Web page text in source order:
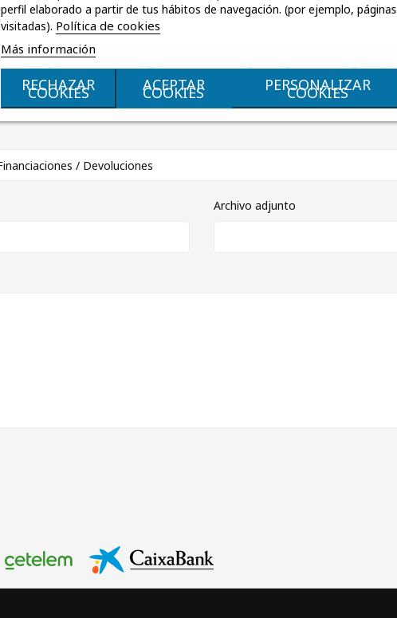
¿Tienes alguna duda más?
Archivo adjunto
perfil elaborado a partir de tus hábitos de navegación. (por ejemplo, páginas
visitadas). Política de cookies
Más información
RECHAZAR
COOKIES ACEPTAR
COOKIES PERSONALIZAR
COOKIES